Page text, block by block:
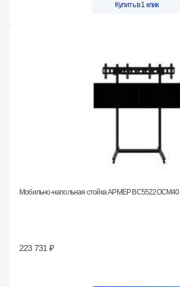
Купить в 1 клик
Мобильно-напольная стойка АРМЕР ВС5522ОСМ40
223 731 ₽